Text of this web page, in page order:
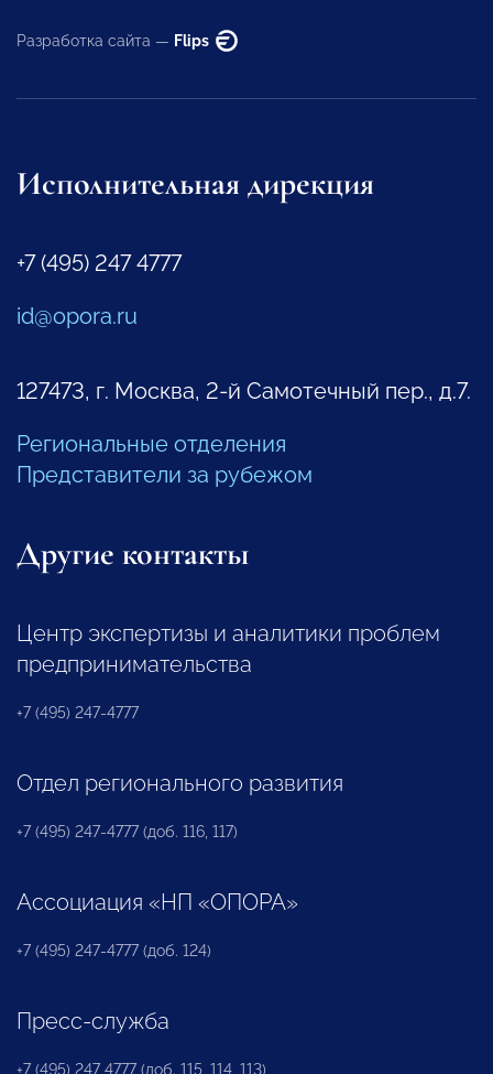
Разработка сайта — Flips
Исполнительная дирекция
+7 (495) 247 4777
id@opora.ru
127473, г. Москва, 2-й Самотечный пер., д.7.
Региональные отделения
Представители за рубежом
Другие контакты
Центр экспертизы и аналитики проблем
предпринимательства
+7 (495) 247-4777
Отдел регионального развития
+7 (495) 247-4777 (доб. 116, 117)
Ассоциация «НП «ОПОРА»
+7 (495) 247-4777 (доб. 124)
Пресс-служба
+7 (495) 247 4777 (доб. 115, 114, 113)